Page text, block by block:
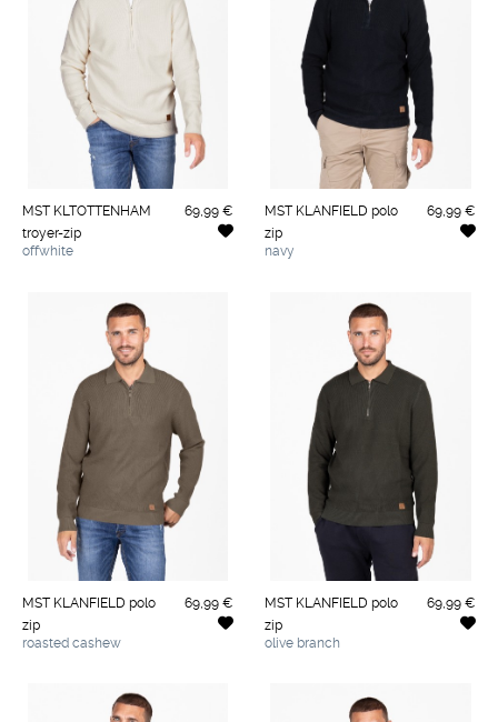
MST KLTOTTENHAM
troyer-zip
offwhite
69,99 €
MST KLANFIELD polo
zip
navy
69,99 €
MST KLANFIELD polo
zip
roasted cashew
69,99 €
MST KLANFIELD polo
zip
olive branch
69,99 €